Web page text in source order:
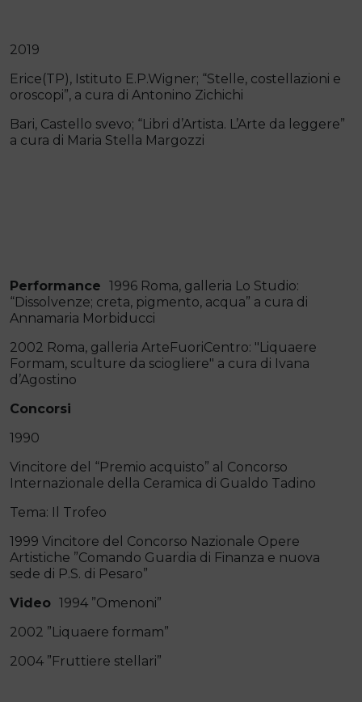
2019
Erice(TP), Istituto E.P.Wigner; “Stelle, costellazioni e
oroscopi”, a cura di Antonino Zichichi
Bari, Castello svevo; “Libri d’Artista. L’Arte da leggere”
a cura di Maria Stella Margozzi
Performance 1996 Roma, galleria Lo Studio:
“Dissolvenze; creta, pigmento, acqua” a cura di
Annamaria Morbiducci
2002 Roma, galleria ArteFuoriCentro: "Liquaere
Formam, sculture da sciogliere" a cura di Ivana
d’Agostino
Concorsi
1990
Vincitore del “Premio acquisto” al Concorso
Internazionale della Ceramica di Gualdo Tadino
Tema: Il Trofeo
1999 Vincitore del Concorso Nazionale Opere
Artistiche ”Comando Guardia di Finanza e nuova
sede di P.S. di Pesaro”
Video 1994 ”Omenoni”
2002 ”Liquaere formam”
2004 ”Fruttiere stellari”